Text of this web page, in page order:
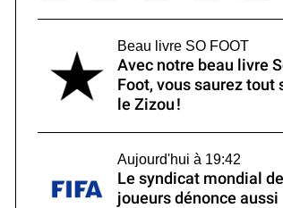
Beau livre SO FOOT
Avec notre beau livre
Foot, vous saurez tout
le Zizou !
Aujourd'hui à 19:42
Le syndicat mondial
joueurs dénonce aussi